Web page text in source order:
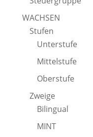
WACHSEN
Stufen
Unterstufe
Mittelstufe
Oberstufe
Zweige
Bilingual
MINT